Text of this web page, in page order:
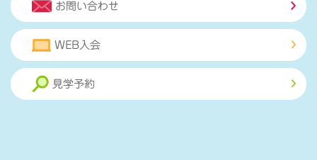
お問い合わせ
WEB入会
見学予約